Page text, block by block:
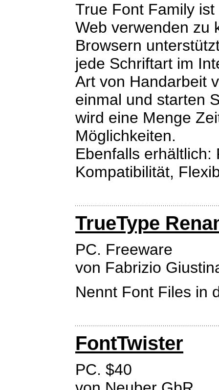
True Font Family
Web verwenden zu
Browsern
jede Schriftart im
Art von Handarbeit
einmal und starten
wird eine Menge
Möglichkeiten.
Ebenfalls erhältlich:
Kompatibilität,
TrueType
PC. Freeware
von Fabrizio
Nennt Font Files in
FontTwister
PC. $40